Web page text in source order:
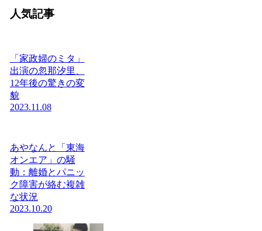
人気記事
「家政婦のミタ」
出演の忽那汐里、
12年後の驚きの変
貌
2023.11.08
あやなんと「東海
オンエア」の騒
動：離婚とパニッ
ク障害が絡む複雑
な状況
2023.10.20